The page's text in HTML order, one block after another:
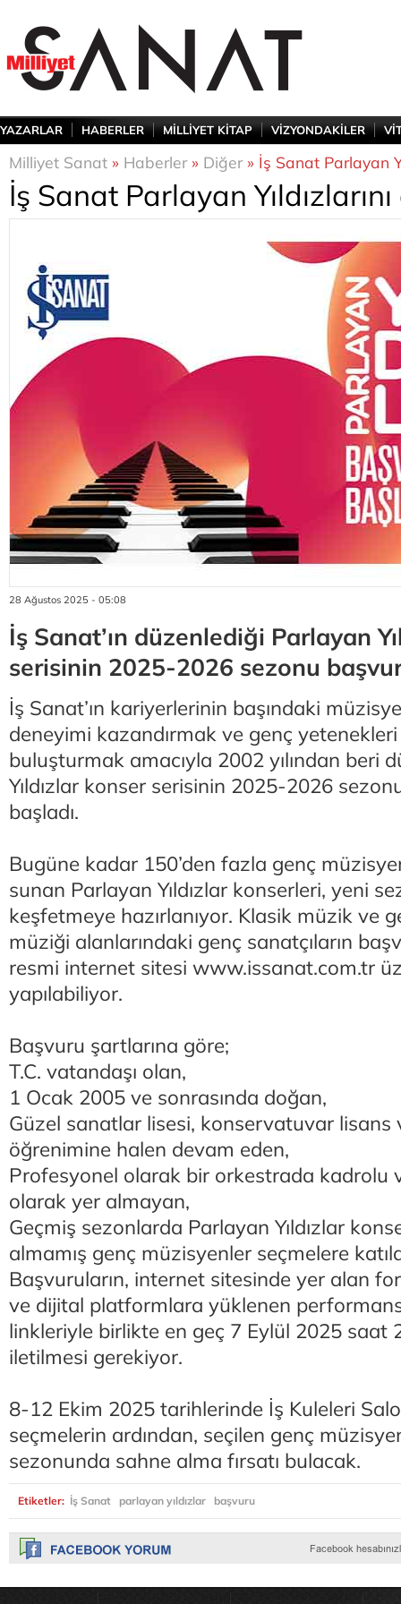
YAZARLAR HABERLER MİLLİYET KİTAP VİZYONDAKİLER
Milliyet Sanat » Haberler» Diğer» İş Sanat Parlayan
İş Sanat Parlayan
28 Ağustos 2025 - 05:08
İş Sanat’ın düzenlediği Parlayan
serisinin 2025-2026 sezonu
İş Sanat’ın kariyerlerinin başındaki
deneyimi kazandırmak ve genç
buluşturmak amacıyla 2002 yılından beri
Yıldızlar konser serisinin 2025-2026
başladı.
Bugüne kadar 150’den fazla genç
sunan Parlayan Yıldızlar konserleri, yeni
keşfetmeye hazırlanıyor. Klasik müzik ve
müziği alanlarındaki genç sanatçıların
resmi internet sitesi www.issanat.com.tr
yapılabiliyor.
Başvuru şartlarına göre;
T.C. vatandaşı olan,
1 Ocak 2005 ve sonrasında doğan,
Güzel sanatlar lisesi, konservatuvar lisans
öğrenimine halen devam eden,
Profesyonel olarak bir orkestrada kadrolu
olarak yer almayan,
Geçmiş sezonlarda Parlayan Yıldızlar
almamış genç müzisyenler seçmelere
Başvuruların, internet sitesinde yer alan
ve dijital platformlara yüklenen performans
linkleriyle birlikte en geç 7 Eylül 2025 saat
iletilmesi gerekiyor.
8-12 Ekim 2025 tarihlerinde İş Kuleleri
seçmelerin ardından, seçilen genç
sezonunda sahne alma fırsatı bulacak.
Etiketler: İş Sanat parlayan yıldızlar başvuru